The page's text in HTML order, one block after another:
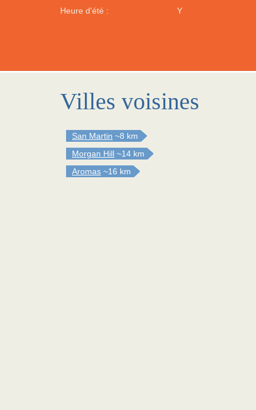
Heure d'été : Y
Villes voisines
San Martin ~8 km
Morgan Hill ~14 km
Aromas ~16 km